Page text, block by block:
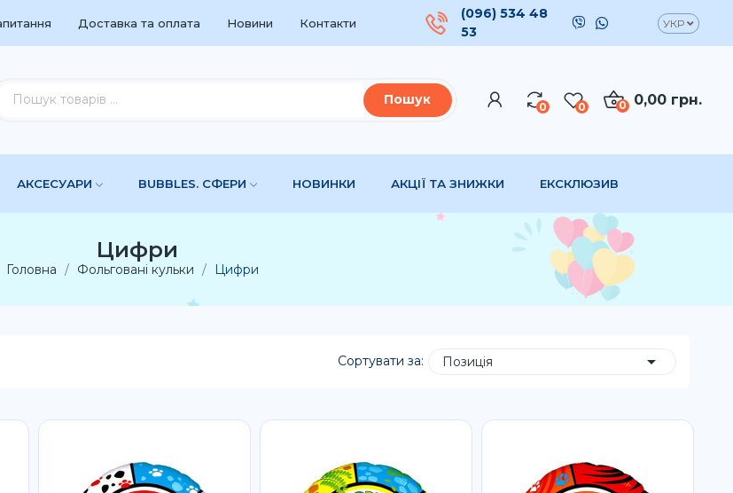
Доставка та оплата Новини Контакти
(096) 534 48
53
УКР
Пошук 0 0 0,00 грн.
0
АКСЕСУАРИ BUBBLES. СФЕРИ НОВИНКИ АКЦІЇ ТА ЗНИЖКИ ЕКСКЛЮЗИВ
Цифри
Головна Фольговані кульки Цифри
Сортувати за: Позиція 